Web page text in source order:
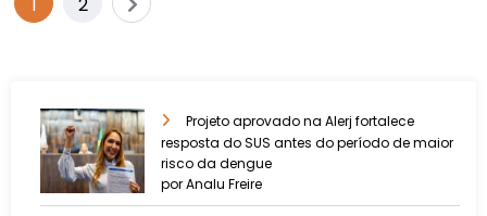
Projeto aprovado na Alerj fortalece
resposta do SUS antes do período de maior
risco da dengue
por Analu Freire